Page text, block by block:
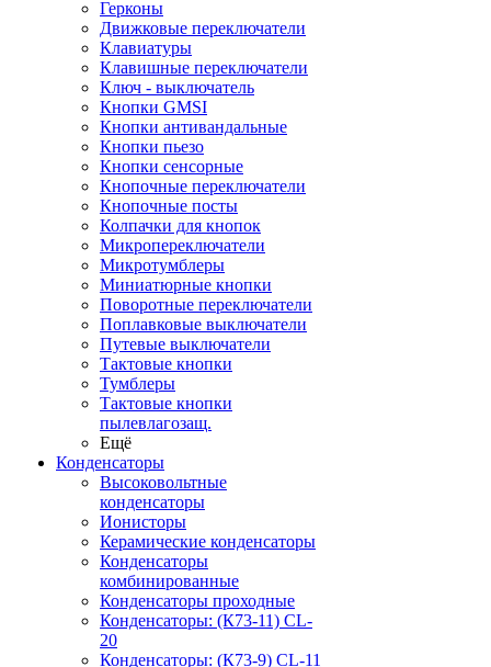
Герконы
Движковые переключатели
Клавиатуры
Клавишные переключатели
Ключ - выключатель
Кнопки GMSI
Кнопки антивандальные
Кнопки пьезо
Кнопки сенсорные
Кнопочные переключатели
Кнопочные посты
Колпачки для кнопок
Микропереключатели
Микротумблеры
Миниатюрные кнопки
Поворотные переключатели
Поплавковые выключатели
Путевые выключатели
Тактовые кнопки
Тумблеры
Тактовые кнопки
пылевлагозащ.
Ещё
Конденсаторы
Высоковольтные
конденсаторы
Ионисторы
Керамические конденсаторы
Конденсаторы
комбинированные
Конденсаторы проходные
Конденсаторы: (К73-11) CL-
20
Конденсаторы: (К73-9) CL-11